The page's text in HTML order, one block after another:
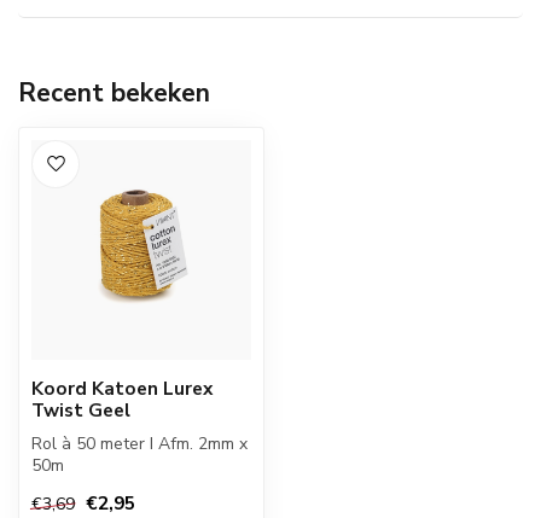
Recent bekeken
Koord Katoen Lurex
Twist Geel
Rol à 50 meter I Afm. 2mm x
50m
€3,69 €2,95